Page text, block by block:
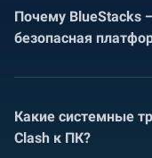
Почему BlueStacks
безопасная
Какие системные
Clash к ПК?